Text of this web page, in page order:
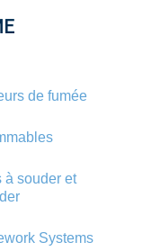
de fumée
à souder et
Systems